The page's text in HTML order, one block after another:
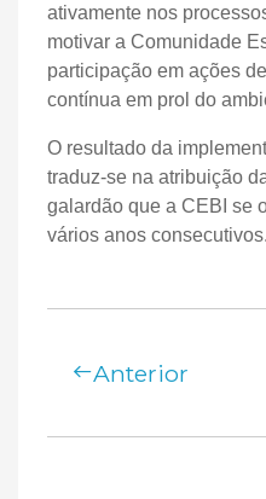
ativamente nos
motivar a Comunidade
participação em ações
contínua em prol do
O resultado da
traduz-se na atribuição
galardão que a CEBI se
vários anos consecutivos.
Anterior